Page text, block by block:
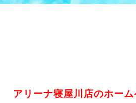
アリーナ寝屋川店のホー